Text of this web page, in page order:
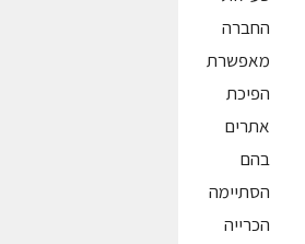
החברה
מאפשרת
הפיכת
אתרים
בהם
הסתיימה
הכרייה